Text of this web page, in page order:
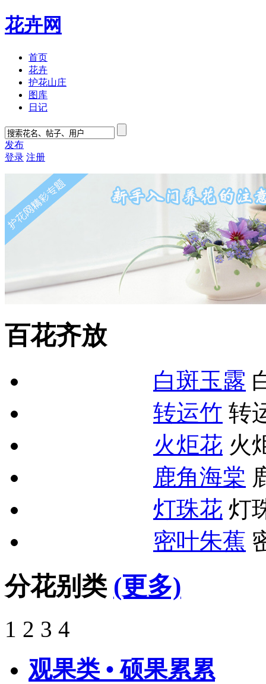
花卉网
首页
花卉
护花山庄
图库
日记
发布
登录 注册
百花齐放
白斑玉露
转运竹 转
火炬花 火
鹿角海棠
灯珠花 灯
密叶朱蕉
分花别类 (更多)
1 2 3 4
观果类 • 硕果累累